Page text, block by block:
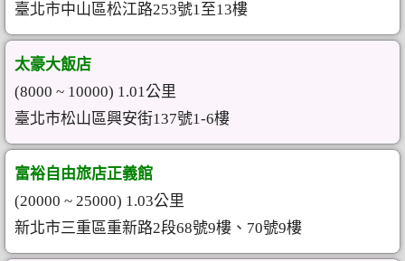
臺北市中山區松江路253號1至13樓
太豪大飯店
(8000 ~ 10000) 1.01公里
臺北市松山區興安街137號1-6樓
富裕自由旅店正義館
(20000 ~ 25000) 1.03公里
新北市三重區重新路2段68號9樓、70號9樓